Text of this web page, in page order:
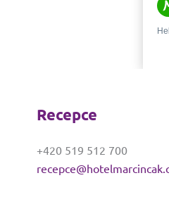
Recepce
+420 519 512 700